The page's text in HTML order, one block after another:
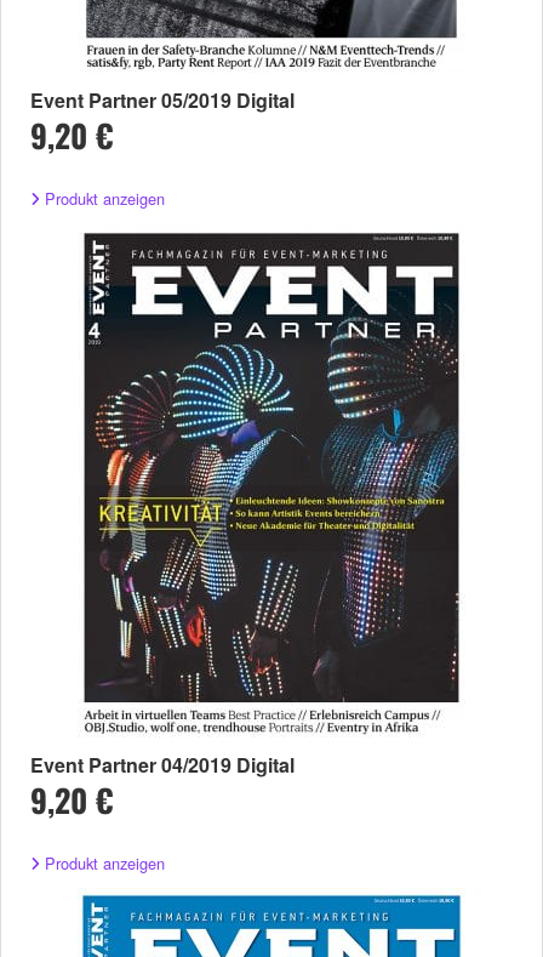
Event Partner 05/2019 Digital
9,20 €
Produkt anzeigen
Event Partner 04/2019 Digital
9,20 €
Produkt anzeigen